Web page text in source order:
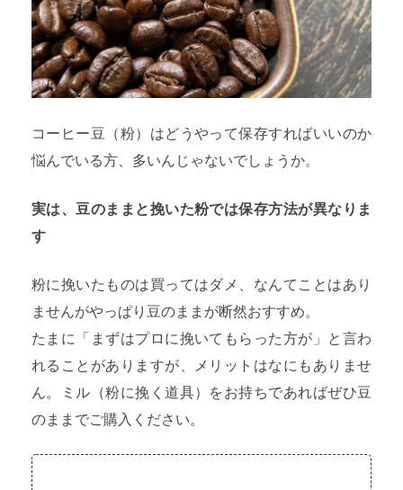
コーヒー豆（粉）はどうやって保存すればいいのか
悩んでいる方、多いんじゃないでしょうか。
実は、豆のままと挽いた粉では保存方法が異なりま
す
粉に挽いたものは買ってはダメ、なんてことはあり
ませんがやっぱり豆のままが断然おすすめ。
たまに「まずはプロに挽いてもらった方が」と言わ
れることがありますが、メリットはなにもありませ
ん。
ミル（粉に挽く道具）をお持ちであればぜひ豆
のままでご購入ください。